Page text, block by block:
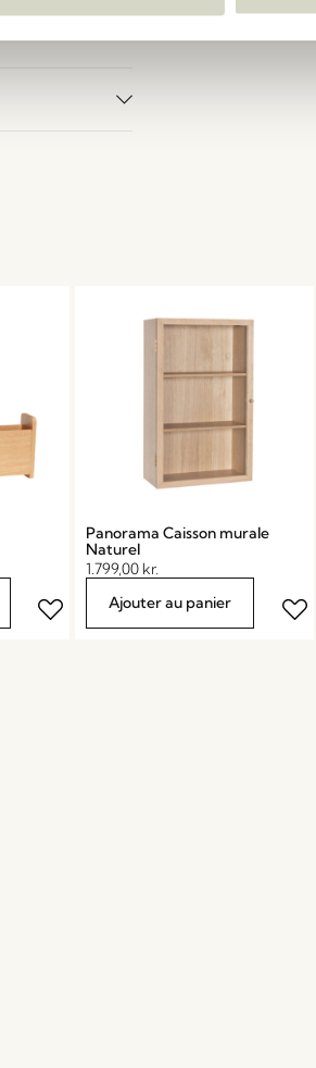
Panorama Caisson murale
Naturel
1.799,00 kr.
Ajouter au panier